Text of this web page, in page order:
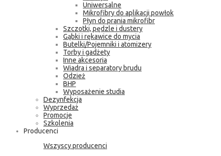
Uniwersalne
Mikrofibry do aplikacji powłok
Płyn do prania mikrofibr
Szczotki, pędzle i dustery
Gąbki i rękawice do mycia
Butelki/Pojemniki i atomizery
Torby i gadżety
Inne akcesoria
Wiadra i separatory brudu
Odzież
BHP
Wyposażenie studia
Dezynfekcja
Wyprzedaż
Promocje
Szkolenia
Producenci
Wszyscy producenci